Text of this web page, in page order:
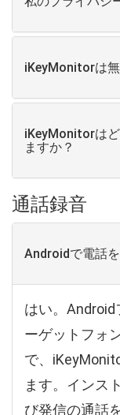
iKeyMonitorは
iKeyMonitorは
ますか？
通話録音
Androidで電話
はい。Android
ーゲットフォ
で、
ます。インス
び発信の通話